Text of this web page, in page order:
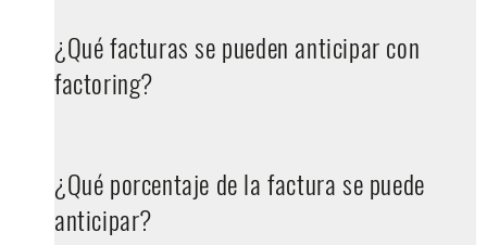
¿Qué facturas se pueden anticipar con
factoring?
¿Qué porcentaje de la factura se puede
anticipar?